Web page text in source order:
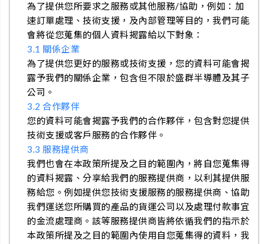
為了提供您所要求之服務或其他服務/協助，例如：加
速訂單處理、技術支援，及內部管理等目的，我們可能
會將從您蒐集的個人資料揭露給以下對象：
3.1 關係企業
為了提供您更好的服務或技術支援，您的資料可能會揭
露予我們的關係企業，包含但不限於盛群半導體及其子
公司。
3.2 合作夥伴
您的資料可能會揭露予我們的合作夥伴，包含對您提供
技術支援或客戶服務的合作夥伴。
3.3 服務提供商
我們也會在本政策所提及之目的範圍內，將自您蒐集得
的資料揭露、分享給我們的服務提供商，以利其提供服
務給您。例如提供您技術支援服務的服務提供商、協助
我們運送您所購買的產品的貨運公司以及處理付款事宜
的金流處理商。該等服務提供商皆將依循我們的指示於
本政策所提及之目的範圍內使用自您蒐集得的資料，我